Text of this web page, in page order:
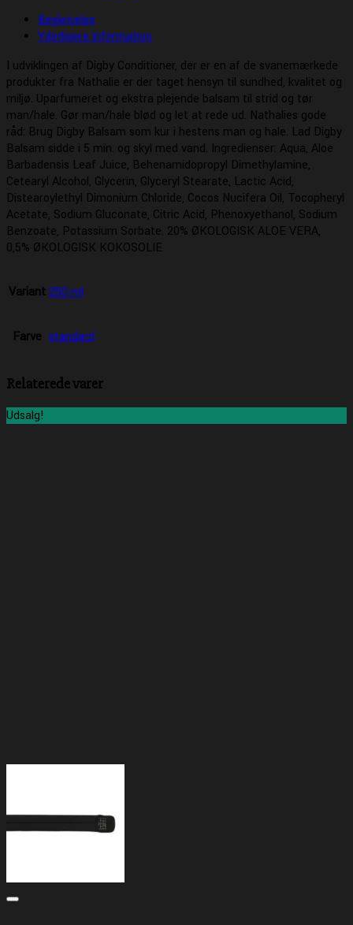
Beskrivelse
Yderligere information
I udviklingen af Digby Conditioner, der er en af de svanemærkede
produkter fra Nathalie er der taget hensyn til sundhed, kvalitet og
miljø. Uparfumeret og ekstra plejende balsam til strid og tør
man/hale. Gør man/hale blød og let at rede ud. Nathalies gode
råd: Brug Digby Balsam som kur i hestens man og hale. Lad Digby
Balsam sidde i 5 min. og skyl med vand. Ingredienser: Aqua, Aloe
Barbadensis Leaf Juice, Behenamidopropyl Dimethylamine,
Cetearyl Alcohol, Glycerin, Glyceryl Stearate, Lactic Acid,
Distearoylethyl Dimonium Chloride, Cocos Nucifera Oil, Tocopheryl
Acetate, Sodium Gluconate, Citric Acid, Phenoxyethanol, Sodium
Benzoate, Potassium Sorbate. 20% ØKOLOGISK ALOE VERA,
0,5% ØKOLOGISK KOKOSOLIE
Variant 250 ml
Farve standard
Relaterede varer
Udsalg!